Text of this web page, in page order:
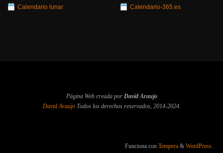
Calendario lunar Calendario-365.es
Página Web creada porDavid Araujo
David AraujoTodos los derechos reservados, 2014-2024.
Funciona con Tempera & WordPress.